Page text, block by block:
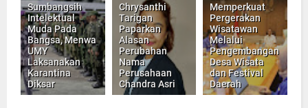
Sumbangsih
Intelektual
Muda Pada
Bangsa, Menwa
UMY
Laksanakan
Karantina
Diksar
Chrysanthi
Tarigan
Paparkan
Alasan
Perubahan
Nama
Perusahaan
Chandra Asri
Memperkuat
Pergerakan
Wisatawan
Melalui
Pengembangan
Desa Wisata
dan Festival
Daerah